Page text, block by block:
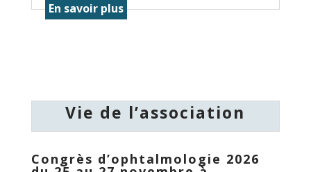
En savoir plus
Vie de l’association
Congrès d’ophtalmologie 2026